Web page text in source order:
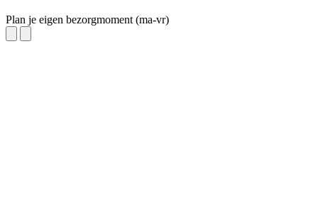
Plan je eigen bezorgmoment (ma-vr)